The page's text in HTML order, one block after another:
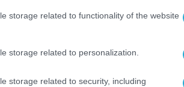
storage related to functionality of the website
storage related to personalization.
storage related to security, including
που στηρίζουν έμπρακτα το
αξία για την